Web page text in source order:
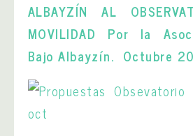
ALBAYZÍN AL
MOVILIDAD Por la
Bajo Albayzín. Octubre